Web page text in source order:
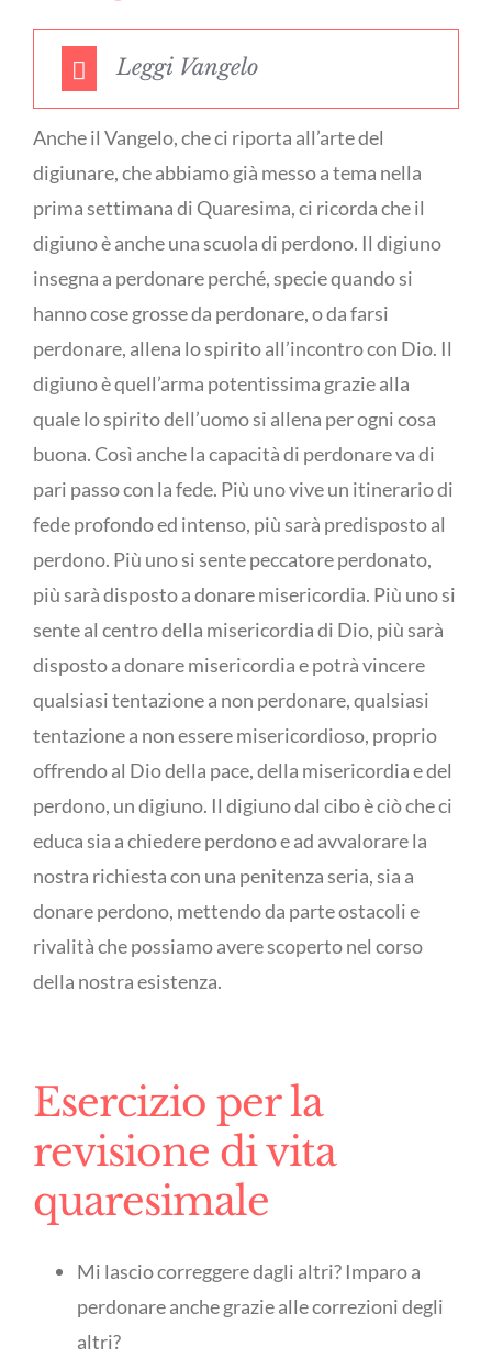
Leggi Vangelo
Anche il Vangelo, che ci riporta all’arte del
digiunare, che abbiamo già messo a tema nella
prima settimana di Quaresima, ci ricorda che il
digiuno è anche una scuola di perdono. Il digiuno
insegna a perdonare perché, specie quando si
hanno cose grosse da perdonare, o da farsi
perdonare, allena lo spirito all’incontro con Dio. Il
digiuno è quell’arma potentissima grazie alla
quale lo spirito dell’uomo si allena per ogni cosa
buona. Così anche la capacità di perdonare va di
pari passo con la fede. Più uno vive un itinerario di
fede profondo ed intenso, più sarà predisposto al
perdono. Più uno si sente peccatore perdonato,
più sarà disposto a donare misericordia. Più uno si
sente al centro della misericordia di Dio, più sarà
disposto a donare misericordia e potrà vincere
qualsiasi tentazione a non perdonare, qualsiasi
tentazione a non essere misericordioso, proprio
offrendo al Dio della pace, della misericordia e del
perdono, un digiuno. Il digiuno dal cibo è ciò che ci
educa sia a chiedere perdono e ad avvalorare la
nostra richiesta con una penitenza seria, sia a
donare perdono, mettendo da parte ostacoli e
rivalità che possiamo avere scoperto nel corso
della nostra esistenza.
Esercizio per la
revisione di vita
quaresimale
Mi lascio correggere dagli altri? Imparo a
perdonare anche grazie alle correzioni degli
altri?